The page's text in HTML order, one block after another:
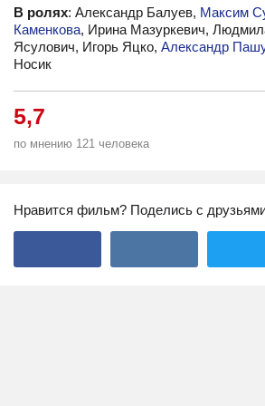
В ролях: Александр Балуев, Максим
Каменкова, Ирина Мазуркевич,
Ясулович, Игорь Яцко, Александр
Носик
5,7
по мнению 121 человека
Нравится фильм? Поделись с